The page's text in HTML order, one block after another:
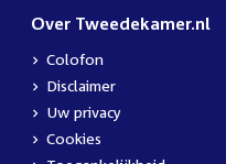
Over Tweedekamer.nl
Colofon
Disclaimer
Uw privacy
Cookies